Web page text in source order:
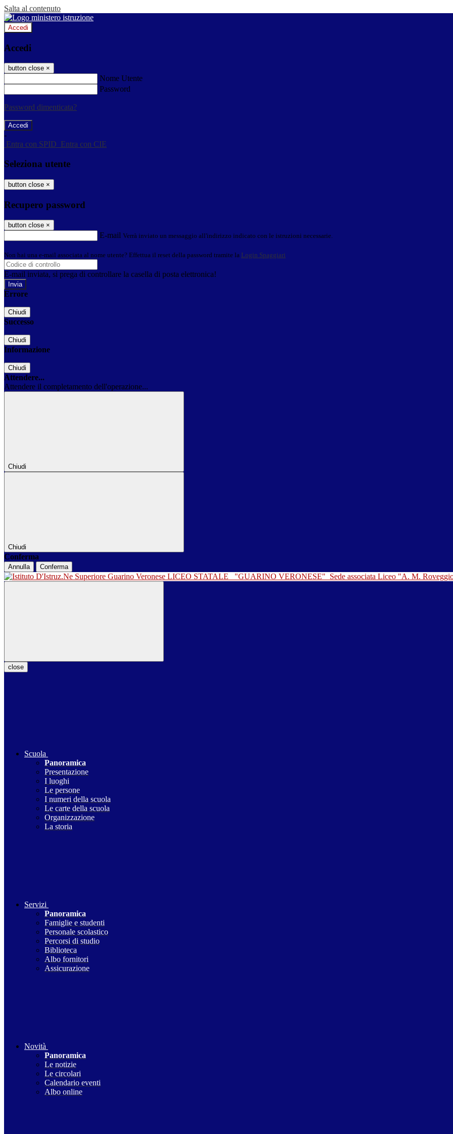
Salta al contenuto
Accedi
Accedi
button close ×
Nome Utente
Password
Password dimenticata?
-
Entra con SPID Entra con CIE
Seleziona utente
button close ×
Recupero password
button close ×
E-mail Verrà inviato un messaggio all'indirizzo indicato con le istruzioni necessarie.
Non hai una e-mail associata al nome utente? Effettua il reset della password tramite la Login Spaggiari
E-mail inviata, si prega di controllare la casella di posta elettronica!
Errore
Chiudi
Successo
Chiudi
Informazione
Chiudi
Attendere...
Attendere il completamento dell'operazione...
Chiudi
Chiudi
Conferma
Annulla Conferma
LICEO STATALE "GUARINO VERONESE" Sede associata Liceo "A. M.
close
Scuola
Panoramica
Presentazione
I luoghi
Le persone
I numeri della scuola
Le carte della scuola
Organizzazione
La storia
Servizi
Panoramica
Famiglie e studenti
Personale scolastico
Percorsi di studio
Biblioteca
Albo fornitori
Assicurazione
Novità
Panoramica
Le notizie
Le circolari
Calendario eventi
Albo online